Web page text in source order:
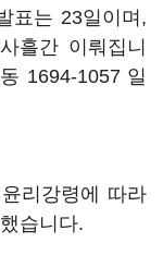
표는 23일이며,
흘간 이뤄집니
1694-1057 일
리강령에 따라
습니다.